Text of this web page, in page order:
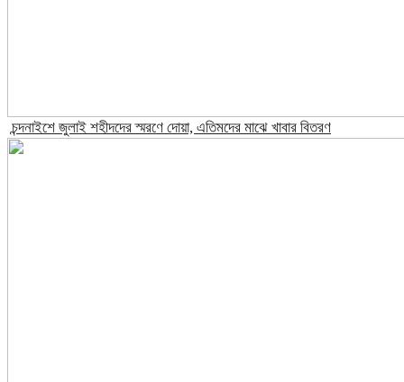
চন্দনাইশে জুলাই শহীদদের স্মরণে দোয়া, এতিমদের মাঝে খাবার বিতরণ